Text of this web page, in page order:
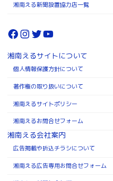
湘南える新聞設置協力店一覧
Facebook
Instagram
Twitter
YouTube
湘南えるサイトについて
個人情報保護方針について
著作権の取り扱いについて
湘南えるサイトポリシー
湘南えるお問合せフォーム
湘南える会社案内
広告掲載や折込チラシについて
湘南える広告専用お問合せフォーム